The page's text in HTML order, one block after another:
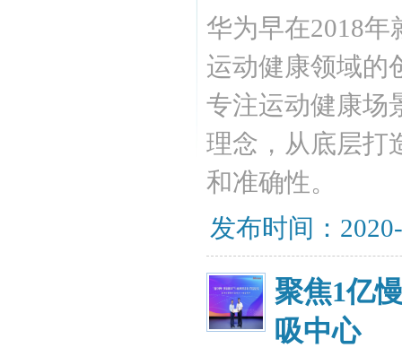
华为早在2018年
运动健康领域的
专注运动健康场
理念，从底层打
和准确性。
发布时间：
聚焦1亿
吸中心